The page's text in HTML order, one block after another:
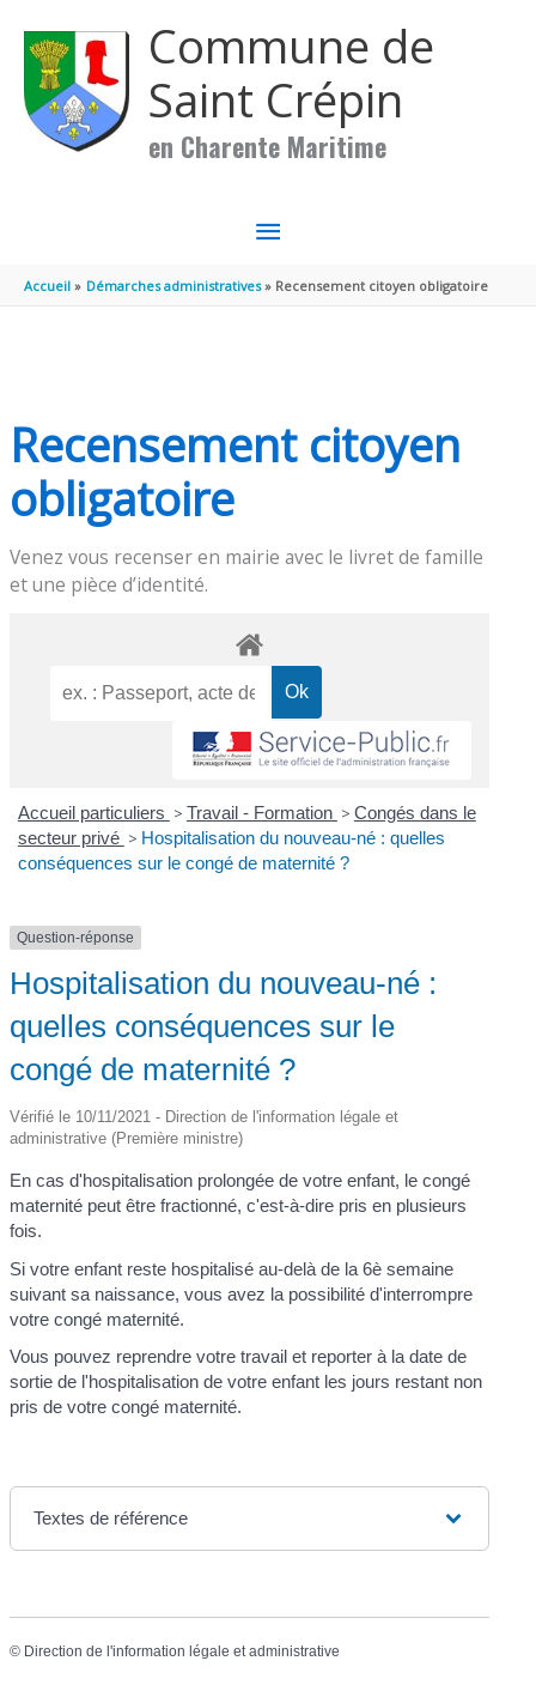
Commune de
Saint Crépin
en Charente Maritime
MENU
PRINCIPAL
Accueil Démarches administratives Recensement citoyen obligatoire
Recensement citoyen
obligatoire
Venez vous recenser en mairie avec le livret de famille
et une pièce d’identité.
Accueil particuliers > Travail - Formation > Congés dans le
secteur privé > Hospitalisation du nouveau-né : quelles
conséquences sur le congé de maternité ?
Question-réponse
Hospitalisation du nouveau-né :
quelles conséquences sur le
congé de maternité ?
Vérifié le 10/11/2021 - Direction de l'information légale et
administrative (Première ministre)
En cas d'hospitalisation prolongée de votre enfant, le congé
maternité peut être fractionné, c'est-à-dire pris en plusieurs
fois.
Si votre enfant reste hospitalisé au-delà de la 6è semaine
suivant sa naissance, vous avez la possibilité d'interrompre
votre congé maternité.
Vous pouvez reprendre votre travail et reporter à la date de
sortie de l'hospitalisation de votre enfant les jours restant non
pris de votre congé maternité.
Textes de référence
© Direction de l'information légale et administrative